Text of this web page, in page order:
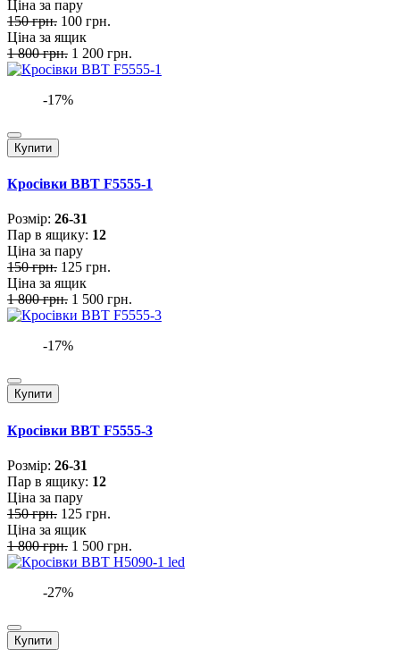
Ціна за пару
150 грн. 100 грн.
Ціна за ящик
1 800 грн. 1 200 грн.
-17%
Купити
Кросівки BBT F5555-1
Розмiр: 26-31
Пар в ящику: 12
Ціна за пару
150 грн. 125 грн.
Ціна за ящик
1 800 грн. 1 500 грн.
-17%
Купити
Кросівки BBT F5555-3
Розмiр: 26-31
Пар в ящику: 12
Ціна за пару
150 грн. 125 грн.
Ціна за ящик
1 800 грн. 1 500 грн.
-27%
Купити